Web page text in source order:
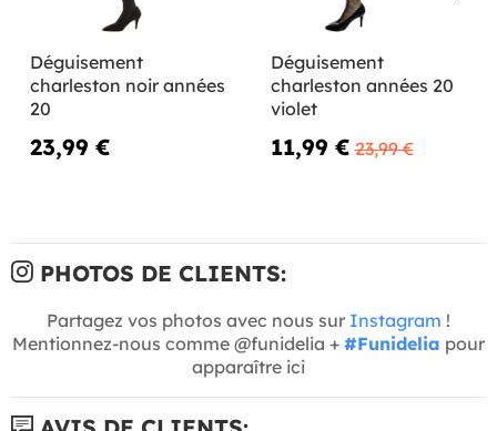
Déguisement
charleston noir années
20
23,99 €
Déguisement
charleston années 20
violet
11,99 € 23,99 €
PHOTOS DE CLIENTS:
Partagez vos photos avec nous sur Instagram !
Mentionnez-nous comme @funidelia + #Funidelia pour
apparaître ici